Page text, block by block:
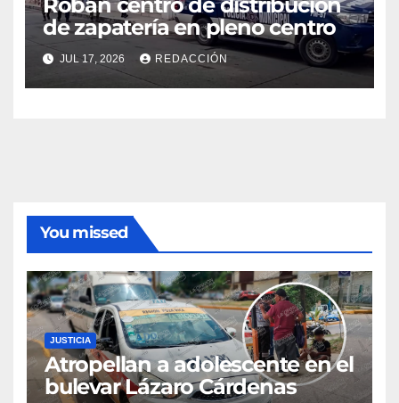
de zapatería en pleno centro
JUL 17, 2026 REDACCIÓN
You missed
JUSTICIA
Atropellan a adolescente en el
bulevar Lázaro Cárdenas